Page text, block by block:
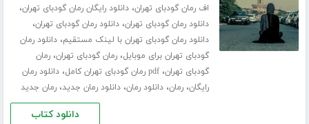
اف رمان گودبای تهران،دانلود رایگان رمان گودبای تهران،
دانلود رمان گودبای تهران،دانلود رمان گودبای تهران،
دانلود رمان گودبای تهران با لینک مستقیم،دانلود رمان
گودبای تهران برای موبایل،رمان گودبای تهران،رمان
گودبای تهران،pdf رمان گودبای تهران کامل ،دانلود رمان
رایگان،رمان،دانلود رمان،دانلود رمان جدید،رمان جدید
دانلود کتاب